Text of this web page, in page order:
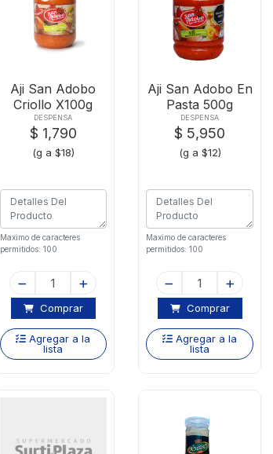
Aji San Adobo
Criollo X100g
DESPENSA
$ 1,790
(g a $18)
Maximo de caracteres
permitidos: 100
Comprar
Agregar a la
lista
Aji San Adobo En
Pasta 500g
DESPENSA
$ 5,950
(g a $12)
Maximo de caracteres
permitidos: 100
Comprar
Agregar a la
lista